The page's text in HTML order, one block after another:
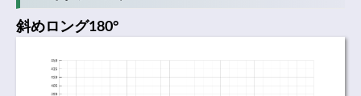
斜めロング180°